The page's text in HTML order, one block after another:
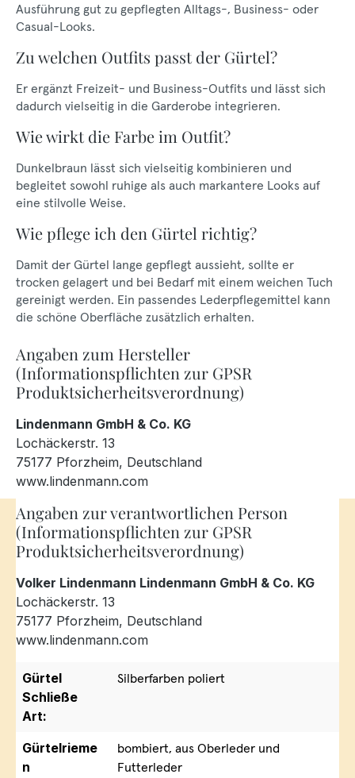
Ausführung gut zu gepflegten Alltags-, Business- oder
Casual-Looks.
Zu welchen Outfits passt der Gürtel?
Er ergänzt Freizeit- und Business-Outfits und lässt sich
dadurch vielseitig in die Garderobe integrieren.
Wie wirkt die Farbe im Outfit?
Dunkelbraun lässt sich vielseitig kombinieren und
begleitet sowohl ruhige als auch markantere Looks auf
eine stilvolle Weise.
Wie pflege ich den Gürtel richtig?
Damit der Gürtel lange gepflegt aussieht, sollte er
trocken gelagert und bei Bedarf mit einem weichen Tuch
gereinigt werden. Ein passendes Lederpflegemittel kann
die schöne Oberfläche zusätzlich erhalten.
Angaben zum Hersteller
(Informationspflichten zur GPSR
Produktsicherheitsverordnung)
Lindenmann GmbH & Co. KG
Lochäckerstr. 13
75177 Pforzheim, Deutschland
www.lindenmann.com
Angaben zur verantwortlichen Person
(Informationspflichten zur GPSR
Produktsicherheitsverordnung)
Volker Lindenmann Lindenmann GmbH & Co. KG
Lochäckerstr. 13
75177 Pforzheim, Deutschland
www.lindenmann.com
Gürtel
Schließe
Art:
Silberfarben poliert
Gürtelrieme
n
bombiert, aus Oberleder und
Futterleder